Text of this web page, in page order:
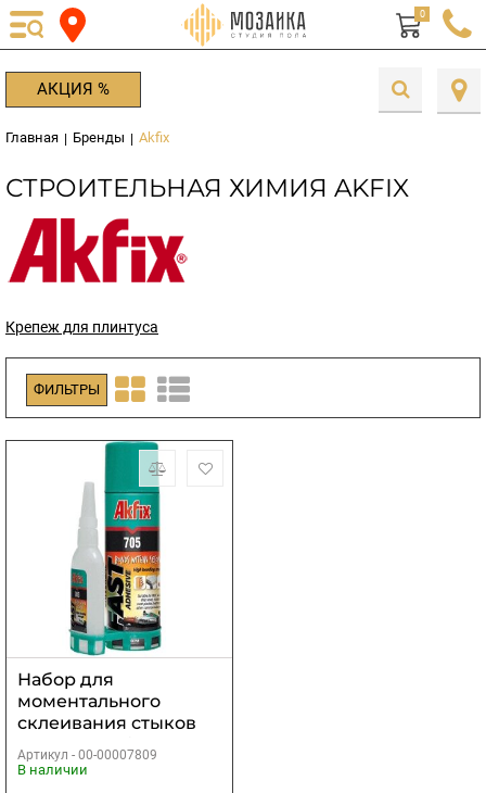
0
АКЦИЯ %
Главная | Бренды | Akfix
СТРОИТЕЛЬНАЯ ХИМИЯ AKFIX
Крепеж для плинтуса
ФИЛЬТРЫ
Набор для
моментального
склеивания стыков
плинуса Akfix 705
Артикул - 00-00007809
В наличии